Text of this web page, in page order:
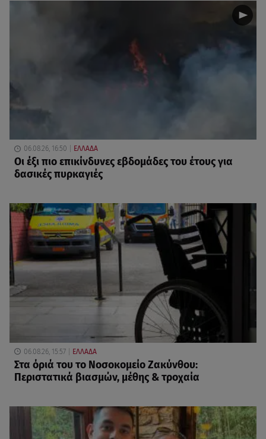
06.08.26, 16:50 ΕΛΛΑΔΑ
Οι έξι πιο επικίνδυνες εβδομάδες του έτους για
δασικές πυρκαγιές
06.08.26, 15:57 ΕΛΛΑΔΑ
Στα όριά του το Νοσοκομείο Ζακύνθου:
Περιστατικά βιασμών, μέθης & τροχαία